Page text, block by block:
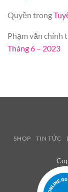
Quyền trong
Phạm văn chính
Tháng 6 – 2023
SHOP TIN TỨC